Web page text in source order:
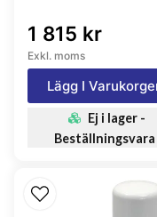
1 815 kr
Exkl. moms
Lägg I
Ej i lager -
Beställningsvara